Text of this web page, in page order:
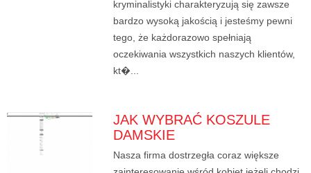
kryminalistyki charakteryzują się zawsze
bardzo wysoką jakością i jesteśmy pewni
tego, że każdorazowo spełniają
oczekiwania wszystkich naszych klientów,
kt�...
JAK WYBRAĆ KOSZULE
DAMSKIE
Nasza firma dostrzegła coraz większe